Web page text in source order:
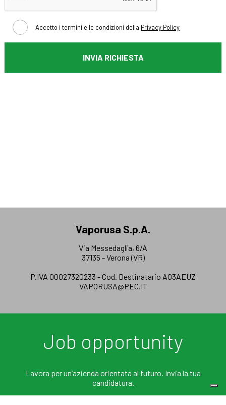
INFO@VAPORUSA.COM
EN
Accetto i termini e le condizioni della Privacy Policy
INVIA RICHIESTA
Vaporusa S.p.A.
Via Messedaglia, 6/A
37135 - Verona (VR)
P.IVA 00027320233 - Cod. Destinatario AO3AEUZ
VAPORUSA@PEC.IT
Job opportunity
Lavora per un’azienda orientata al futuro. Invia la tua
candidatura.